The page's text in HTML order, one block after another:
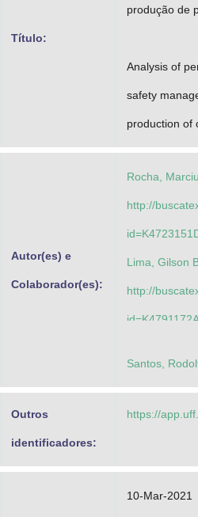
Título:
produção de
Analysis of
safety
production of
Autor(es) e
Colaborador(es):
Rocha,
http://
Lima, Gilson
http://
Santos,
Outros
identificadores:
https://
10-Mar-2021